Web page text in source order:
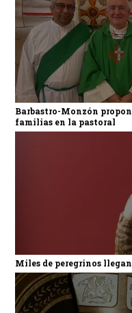
Barbastro-Monzón
familias en la pastoral
Miles de peregrinos